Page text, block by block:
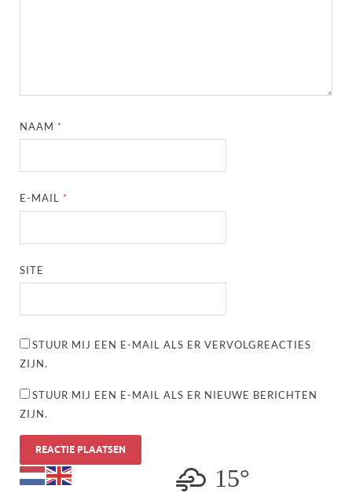
NAAM *
E-MAIL *
SITE
STUUR MIJ EEN E-MAIL ALS ER VERVOLGREACTIES
ZIJN.
STUUR MIJ EEN E-MAIL ALS ER NIEUWE BERICHTEN
ZIJN.
15°